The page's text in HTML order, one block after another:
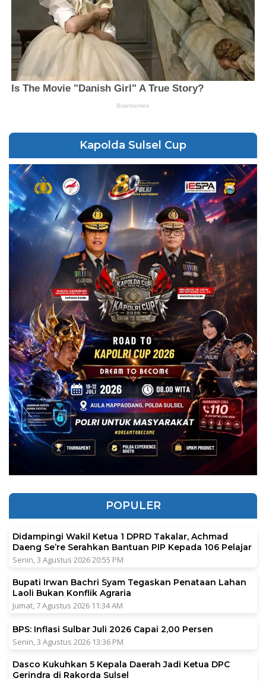
Kapolda Sulsel Cup
POPULER
Didampingi Wakil Ketua 1 DPRD Takalar, Achmad
Daeng Se’re Serahkan Bantuan PIP Kepada 106 Pelajar
Senin, 3 Agustus 2026 20:55 PM
Bupati Irwan Bachri Syam Tegaskan Penataan Lahan
Laoli Bukan Konflik Agraria
Jumat, 7 Agustus 2026 11:34 AM
BPS: Inflasi Sulbar Juli 2026 Capai 2,00 Persen
Senin, 3 Agustus 2026 13:36 PM
Dasco Kukuhkan 5 Kepala Daerah Jadi Ketua DPC
Gerindra di Rakorda Sulsel